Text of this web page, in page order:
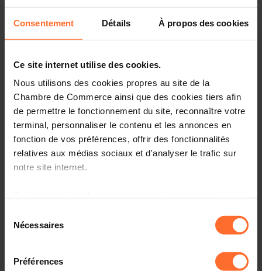
Consentement Détails À propos des cookies
Ce site internet utilise des cookies.
Nous utilisons des cookies propres au site de la
Chambre de Commerce ainsi que des cookies tiers afin
de permettre le fonctionnement du site, reconnaître votre
terminal, personnaliser le contenu et les annonces en
fonction de vos préférences, offrir des fonctionnalités
relatives aux médias sociaux et d'analyser le trafic sur
notre site internet.
à l’exception des cookies strictement nécessaires au
fonctionnement du site. Une description des différents
cookies est accessible sous l’onglet « Détails » ci-
dessus.
Nécessaires
Préférences
André Wilmes and his company Rafinex live by the motto
"less is more". Their engineering design software, based
on a whole new research in mathematics, optimizes
how Rafinex is revolutionizing the future of industrial
The ‘Startup Corner’ is a monthly podcast in
Luxembourg, presented by the House of Startups